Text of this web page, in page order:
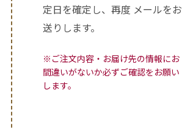
定日を確定し、再度 メールをお
送りします。
※ご注文内容・お届け先の情報にお
間違いがないか必ずご確認をお願い
します。